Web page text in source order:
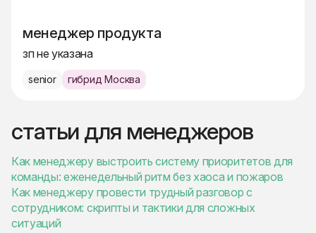
менеджер продукта
зп не указана
senior гибрид Москва
статьи для менеджеров
Как менеджеру выстроить систему приоритетов для
команды: еженедельный ритм без хаоса и пожаров
Как менеджеру провести трудный разговор с
сотрудником: скрипты и тактики для сложных
ситуаций